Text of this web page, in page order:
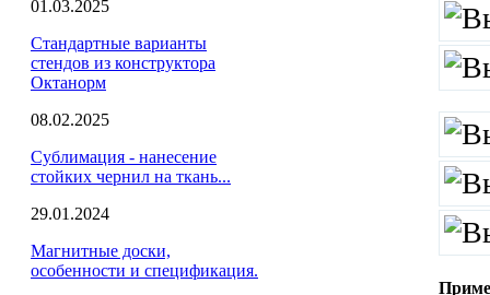
01.03.2025
Стандартные варианты
стендов из конструктора
Октанорм
08.02.2025
Сублимация - нанесение
стойких чернил на ткань...
29.01.2024
Магнитные доски,
особенности и спецификация.